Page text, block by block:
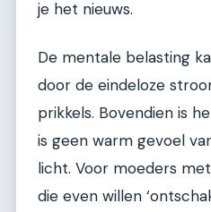
je het nieuws.
De mentale belasting
door de eindeloze
prikkels. Bovendien is
is geen warm gevoel
licht. Voor moeders
die even willen